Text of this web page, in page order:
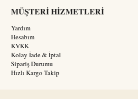
MÜŞTERİ HİZMETLERİ
Yardım
Hesabım
KVKK
Kolay İade & İptal
Sipariş Durumu
Hızlı Kargo Takip